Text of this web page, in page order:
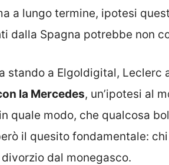
a lungo termine, ipotesi
dalla Spagna potrebbe non
stando a Elgoldigital, Leclerc
la Mercedes, un’ipotesi al
quale modo, che qualcosa
il quesito fondamentale:
dal monegasco.